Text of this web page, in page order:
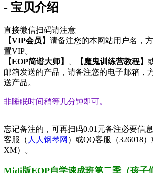
- 宝贝介绍
直接微信扫码请注意
【VIP会员】 请备注您的本网站用户名 ，
置VIP。
【EOP简谱大师】
【魔鬼训练营教程】
邮箱发送的产品，请备注您的电子邮箱 ，
送产品。
非睡眠时间稍等几分钟即可。
忘记备注的，可再扫码0.01元备注必要信
客服（ 人人钢琴网 ）或QQ客服（326018
XM）。
Midi版EOP自学速成班第二季（孩子